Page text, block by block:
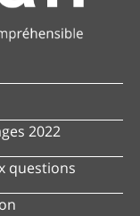
2022
questions